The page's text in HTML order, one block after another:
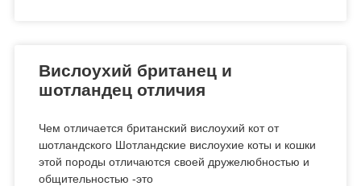
Вислоухий британец и
шотландец отличия
Чем отличается британский вислоухий кот от
шотландского Шотландские вислоухие коты и кошки
этой породы отличаются своей дружелюбностью и
общительностью -это